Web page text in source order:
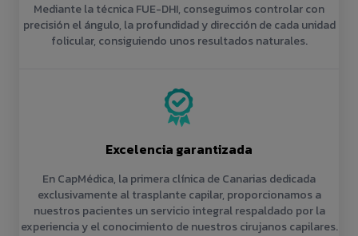
Mediante la técnica FUE-DHI, conseguimos controlar con
precisión el ángulo, la profundidad y dirección de cada unidad
folicular, consiguiendo unos resultados naturales.
Excelencia garantizada
En CapMédica, la primera clínica de Canarias dedicada
exclusivamente al trasplante capilar, proporcionamos a
nuestros pacientes un servicio integral respaldado por la
experiencia y el conocimiento de nuestros cirujanos capilares.